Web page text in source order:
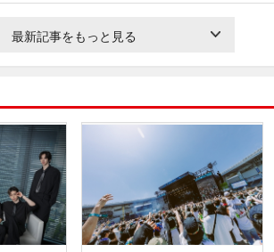
最新記事をもっと見る